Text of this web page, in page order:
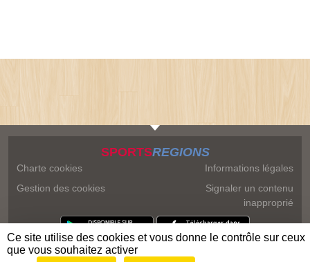
SPORTSREGIONS
Charte cookies
Gestion des cookies
Informations légales
Signaler un contenu
inapproprié
Ce site utilise des cookies et vous donne le contrôle sur ceux
que vous souhaitez activer